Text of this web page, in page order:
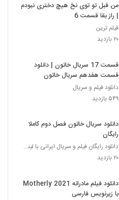
من قبل تو توی نخ هیچ دختری نبودم
| راز بقا قسمت 6
فیلم ترین
۲۰ بازدید
قسمت 17 سریال خاتون | دانلود
قسمت هفدهم سریال خاتون
دانلود فیلم و سریال
۵۴۹ بازدید
دانلود سریال خاتون فصل دوم کاملا
رایگان
دانلود رایگان فیلم و سریال ایرانی با لینک مستقیم
۲۰ بازدید
دانلود فیلم مادرانه Motherly 2021
با زیرنویس فارسی